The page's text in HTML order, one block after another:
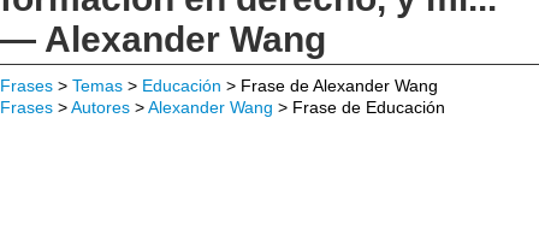
— Alexander Wang
Frases > Temas > Educación > Frase de Alexander Wang
Frases >Autores >Alexander Wang > Frase de Educación